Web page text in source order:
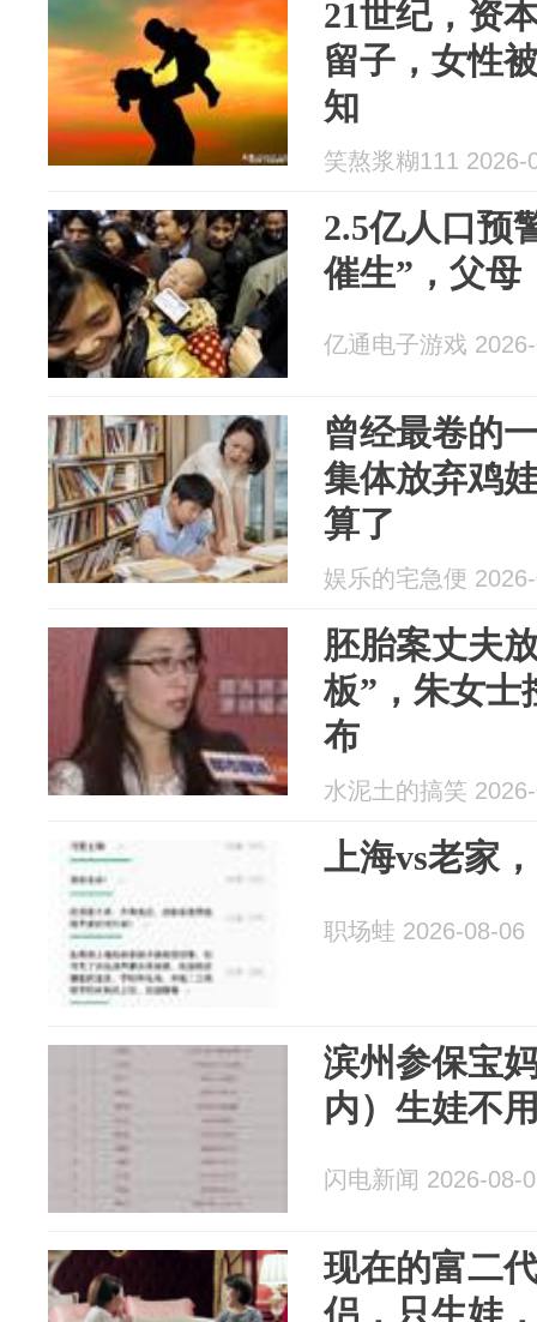
21世纪，资
留子，女性
知
笑熬浆糊111 2026-
2.5亿人口预
催生”，父母
亿通电子游戏
曾经最卷的
集体放弃鸡
算了
娱乐的宅急便
胚胎案丈夫
板”，朱女士
布
水泥土的搞笑
上海vs老家
职场蛙 2026-08-06
滨州参保宝
内）生娃不
闪电新闻 2026-08-
现在的富二
侣，只生娃